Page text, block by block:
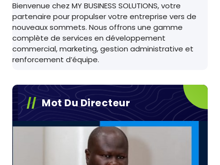
Bienvenue chez MY BUSINESS SOLUTIONS, votre
partenaire pour propulser votre entreprise vers de
nouveaux sommets. Nous offrons une gamme
complète de services en développement
commercial, marketing, gestion administrative et
renforcement d’équipe.
Mot Du Directeur